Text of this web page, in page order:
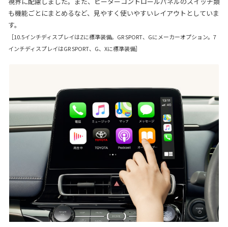
も機能ごとにまとめるなど、見やすく使いやすいレイアウトとしていま
す。
［10.5インチディスプレイはZに標準装備。GR SPORT、Gにメーカーオプション。7
インチディスプレイはGR SPORT、G、Xに標準装備］